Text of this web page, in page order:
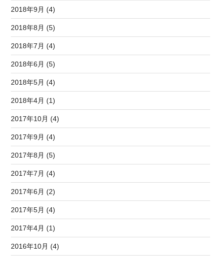
2018年9月 (4)
2018年8月 (5)
2018年7月 (4)
2018年6月 (5)
2018年5月 (4)
2018年4月 (1)
2017年10月 (4)
2017年9月 (4)
2017年8月 (5)
2017年7月 (4)
2017年6月 (2)
2017年5月 (4)
2017年4月 (1)
2016年10月 (4)